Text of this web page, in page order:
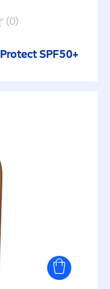
(0)
ProtectSPF50+